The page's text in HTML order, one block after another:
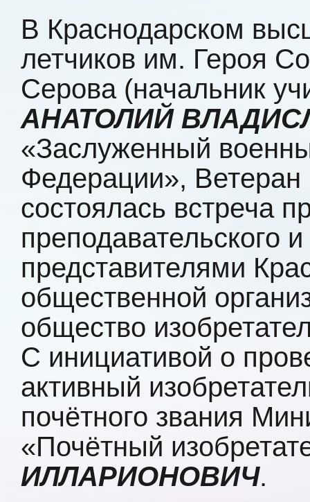
В Краснодарском
летчиков им. Героя
Серова (начальник
АНАТОЛИЙ
«Заслуженный
Федерации», Ветеран
состоялась встреча
преподавательского
представителями
общественной
общество
С инициативой о
активный
почётного звания
«Почётный
ИЛЛАРИОНОВИЧ.